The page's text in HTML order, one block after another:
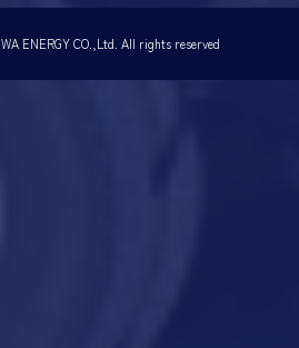
ENERGY CO.,Ltd. All rights reserved